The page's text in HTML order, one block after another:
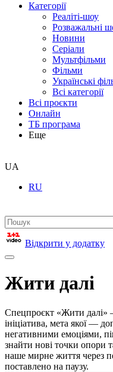
Категорії
Реаліті-шоу
Розважальні
Новини
Серіали
Мультфільми
Фільми
Українські
Всі категорії
Всі проєкти
Онлайн
ТБ програма
Еще
UA
RU
Відкрити у додатку
Жити далі
Спецпроєкт «Жити далі»
ініціатива, мета якої —
негативними емоціями,
знайти нові точки опори
наше мирне життя через
поставлено на паузу.